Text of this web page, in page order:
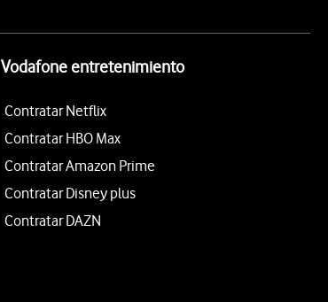
Vodafone entretenimiento
Contratar Netflix
Contratar HBO Max
Contratar Amazon Prime
Contratar Disney plus
Contratar DAZN